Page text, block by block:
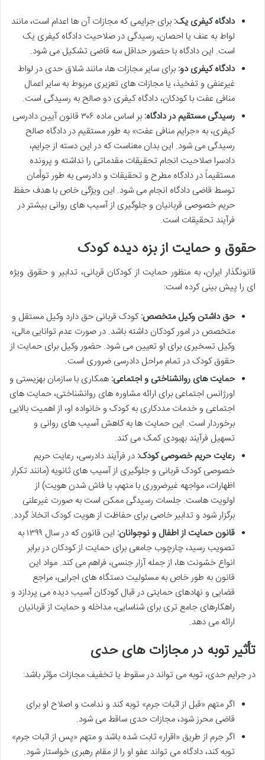
دادگاه کیفری یک: برای جرایمی که مجازات آن ها اعدام است، مانند
لواط به عنف یا احصان، رسیدگی در صلاحیت دادگاه کیفری یک
است. این دادگاه با حضور حداقل سه قاضی تشکیل می شود.
دادگاه کیفری دو: برای سایر مجازات ها، مانند شلاق حدی در لواط
غیرعنفی و تفخیذ، یا مجازات های تعزیری مربوط به سایر اعمال
منافی عفت با کودکان، دادگاه کیفری دو صالح به رسیدگی است.
رسیدگی مستقیم در دادگاه:
بر اساس ماده ۳۰۶ قانون آیین دادرسی
کیفری، به «جرایم منافی عفت» به طور مستقیم در دادگاه صالح
رسیدگی می شود. این بدان معناست که در این دسته از جرایم،
دادسرا صلاحیت انجام تحقیقات مقدماتی را نداشته و پرونده
مستقیماً در دادگاه مطرح و تحقیقات و دادرسی به طور توأمان
توسط قاضی دادگاه انجام می شود. این ویژگی خاص با هدف حفظ
حریم خصوصی قربانیان و جلوگیری از آسیب های روانی بیشتر در
فرآیند تحقیقات است.
حقوق و حمایت از بزه دیده کودک
قانونگذار ایران، به منظور حمایت از کودکان قربانی، تدابیر و حقوق ویژه
ای را پیش بینی کرده است:
حق داشتن وکیل متخصص:کودک قربانی حق دارد وکیل مستقل و
متخصص در امور کودکان داشته باشد. در صورت عدم توانایی مالی،
وکیل تسخیری برای او تعیین می شود. حضور وکیل برای حمایت از
حقوق کودک در تمام مراحل دادرسی ضروری است.
حمایت های روانشناختی و اجتماعی: همکاری با سازمان بهزیستی و
اورژانس اجتماعی برای ارائه مشاوره های روانشناختی، حمایت های
اجتماعی و خدمات مددکاری به کودک و خانواده او، از اهمیت بالایی
برخوردار است. این حمایت ها به کاهش آسیب های روانی و
تسهیل فرآیند بهبودی کمک می کند.
رعایت حریم خصوصی کودک: در فرآیند دادرسی، رعایت حریم
خصوصی کودک قربانی و جلوگیری از آسیب های ثانویه (مانند تکرار
اظهارات، مواجهه غیرضروری با متهم، یا فاش شدن هویت) از
اولویت هاست. جلسات رسیدگی ممکن است به صورت غیرعلنی
برگزار شود و تدابیر خاصی برای حفاظت از هویت کودک اتخاذ گردد.
قانون حمایت از اطفال و نوجوانان:
این قانون که در سال ۱۳۹۹ به
تصویب رسید، چارچوب جامعی برای حمایت از کودکان در برابر
انواع خشونت ها، از جمله آزار جنسی، فراهم می کند. مواد این
قانون به طور خاص به مسئولیت دستگاه های اجرایی، مراجع
قضایی و نهادهای حمایتی در قبال کودکان آسیب دیده می پردازد و
راهکارهای جامع تری برای شناسایی، مداخله و حمایت از قربانیان
ارائه می دهد.
تأثیر توبه در مجازات های حدی
در جرایم حدی، توبه می تواند در سقوط یا تخفیف مجازات مؤثر باشد:
اگر متهم «قبل از اثبات جرم» توبه کند و ندامت و اصلاح او برای
قاضی محرز شود، مجازات حدی ساقط می شود.
اگر جرم از طریق «اقرار» ثابت شده باشد و متهم «پس از اثبات جرم»
توبه کند، دادگاه می تواند عفو او را از مقام رهبری خواستار شود.